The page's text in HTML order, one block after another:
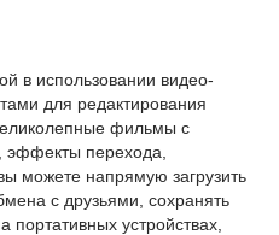
в использовании видео-
для редактирования
фильмы с
эффекты перехода,
можете напрямую загрузить
с друзьями, сохранять
портативных устройствах,